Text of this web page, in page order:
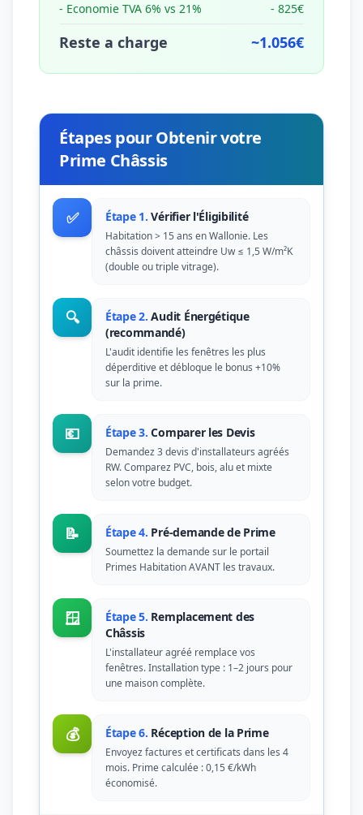
- Economie TVA 6% vs 21%
- 825€
Reste a charge ~1.056€
Étapes pour Obtenir votre
Prime Châssis
✅ Étape 1. Vérifier l'Éligibilité
Habitation > 15 ans en Wallonie. Les
châssis doivent atteindre Uw ≤ 1,5 W/m²K
(double ou triple vitrage).
🔍 Étape 2. Audit Énergétique
(recommandé)
L'audit identifie les fenêtres les plus
déperditive et débloque le bonus +10%
sur la prime.
💶 Étape 3. Comparer les Devis
Demandez 3 devis d'installateurs agréés
RW. Comparez PVC, bois, alu et mixte
selon votre budget.
📝 Étape 4. Pré-demande de Prime
Soumettez la demande sur le portail
Primes Habitation AVANT les travaux.
🪟 Étape 5. Remplacement des
Châssis
L'installateur agréé remplace vos
fenêtres. Installation type : 1–2 jours pour
une maison complète.
💰 Étape 6. Réception de la Prime
Envoyez factures et certificats dans les 4
mois. Prime calculée : 0,15 €/kWh
économisé.